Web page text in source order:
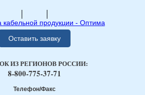
Оставить заявку
Телефон/Факс
ИЗ РЕГИОНОВ РОССИИ:
8-800-775-37-71